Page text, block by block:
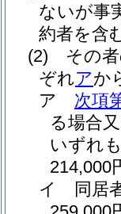
ないが事
約者を含
(2)
その
ぞれアか
ア
次項
る場合
いずれ
214,000
イ
同居